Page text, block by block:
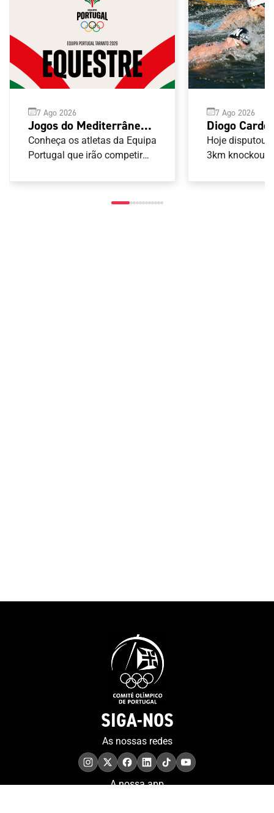
7 Ago 2026
Jogos do Mediterrâneo
Taranto 2026: Equestre
Conheça os atletas da Equipa
Portugal que irão competir
7 Ago 2026
Diogo
Europeu de
Abertas
Hoje disputou-
3km knockout
SIGA-NOS
As nossas redes
A nossa app